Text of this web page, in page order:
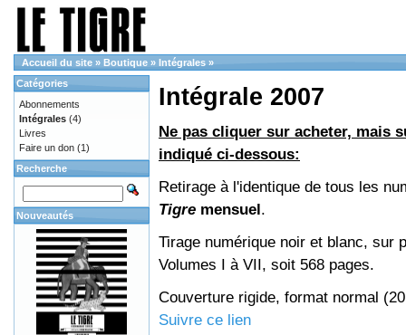
Accueil du site » Boutique » Intégrales »
Intégrale 2007
Ne pas cliquer sur acheter, mais
indiqué ci-dessous:
Retirage à l'identique de tous les
Tigre mensuel.
Tirage numérique noir et blanc, sur
Volumes I à VII, soit 568 pages.
Couverture rigide, format normal
Suivre ce lien
Catégories
Abonnements
Intégrales (4)
Livres
Faire un don (1)
Recherche
Nouveautés